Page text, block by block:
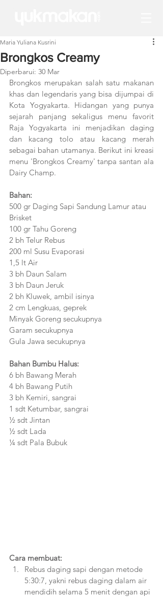
Brongkos Creamy
Maria Yuliana Kusrini
Diperbarui: 30 Mar
Brongkos merupakan salah satu makanan
khas dan legendaris yang bisa dijumpai di
Kota Yogyakarta. Hidangan yang punya
sejarah panjang sekaligus menu favorit
Raja Yogyakarta ini menjadikan daging
dan kacang tolo atau kacang merah
sebagai bahan utamanya. Berikut ini kreasi
menu 'Brongkos Creamy' tanpa santan ala
Dairy Champ.
Bahan:
500 gr Daging Sapi Sandung Lamur atau
Brisket
100 gr Tahu Goreng
‎2 bh Telur Rebus
200 ml Susu Evaporasi
1,5 lt Air
‎3 bh Daun Salam
‎3 bh Daun Jeruk
2 bh Kluwek, ambil isinya
‎2 cm Lengkuas, geprek
Minyak Goreng secukupnya
Garam secukupnya
Gula Jawa secukupnya
Bahan Bumbu Halus:
6 bh Bawang Merah
‎4 bh Bawang Putih
3 bh Kemiri, sangrai
1 sdt Ketumbar, sangrai
‎½ sdt Jintan
½ sdt Lada
¼ sdt Pala Bubuk
Cara membuat:
Rebus daging sapi dengan metode
5:30:7, yakni rebus daging dalam air
mendidih selama 5 menit dengan api